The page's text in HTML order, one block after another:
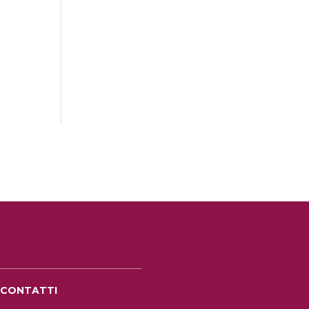
CONTATTI